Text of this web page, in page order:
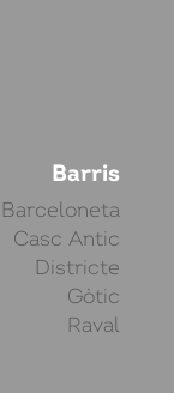
Barris
Barceloneta
Casc Antic
Districte
Gòtic
Raval